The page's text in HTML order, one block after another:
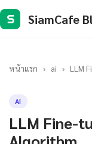
S SiamCafe
หน้าแรก › ai › LLM
AI
LLM Fine-